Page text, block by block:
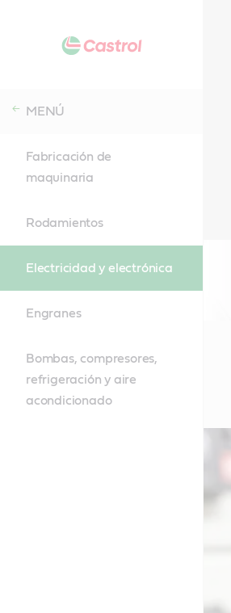
MENÚ
Fabricación de
maquinaria
Rodamientos
Electricidad y electrónica
Engranes
Bombas, compresores,
refrigeración y aire
acondicionado